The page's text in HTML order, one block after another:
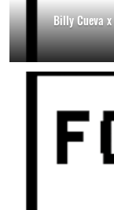
Billy Cueva